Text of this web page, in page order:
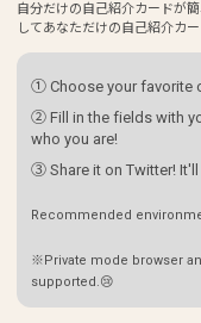
自分だけの自己紹介カードが
してあなただけの自己紹介カ
① Choose your favorite
② Fill in the fields with
who you are!
③ Share it on Twitter!
Recommended
※Private mode browser
supported.😢